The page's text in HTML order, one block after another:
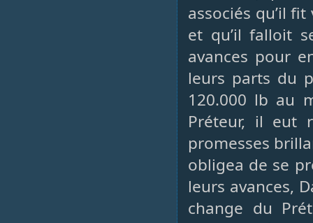
associés qu’il
et qu’il falloit
avances pour
leurs parts du
120.000 lb au
Préteur, il eut
promesses
obligea de se
leurs avances,
change du